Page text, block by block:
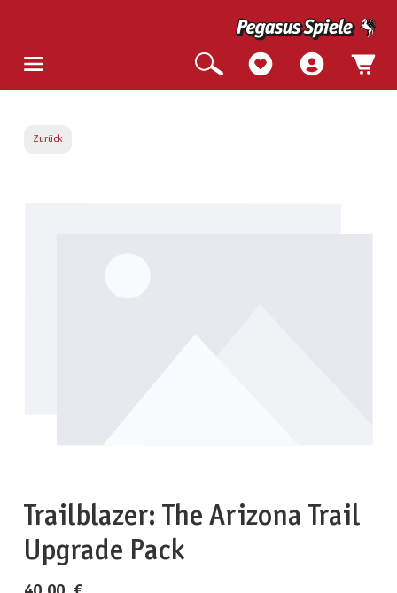
Zurück
Trailblazer: The Arizona Trail
Upgrade Pack